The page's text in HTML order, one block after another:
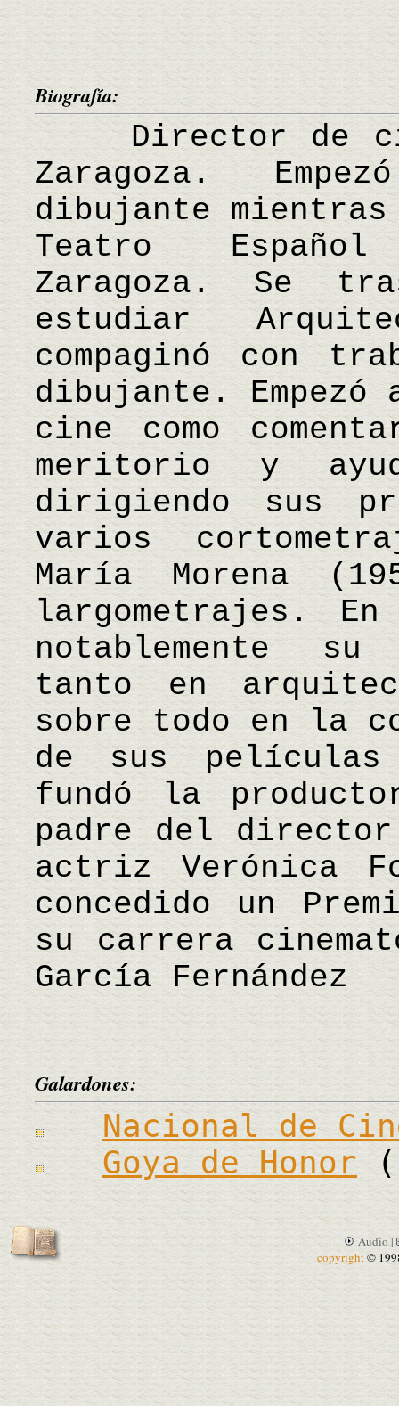
Biografía:
Director de
Zaragoza.
dibujante
Teatro
Zaragoza. Se
estudiar
compaginó con
dibujante.
cine como
meritorio y
dirigiendo sus
varios
María Morena
largometrajes.
notablemente
tanto en
sobre todo en la
de sus películas
fundó la
padre del
actriz Verónica
concedido un
su carrera
García Fernández
Galardones:
Nacional de
Goya de Honor
Audio |
copyright©